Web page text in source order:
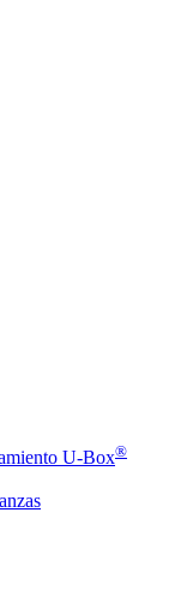
U-Box®